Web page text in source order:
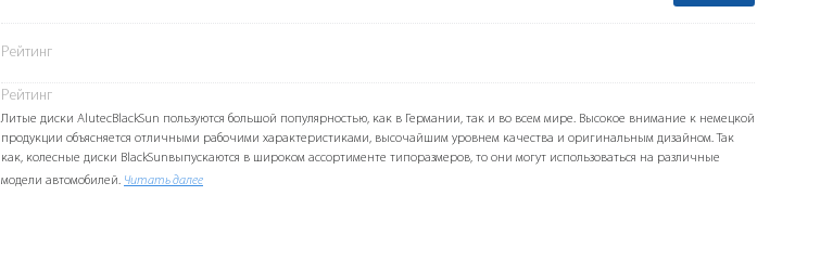
Рейтинг
Рейтинг
Литые диски AlutecBlackSun пользуются большой популярностью, как в Германии, так и во всем мире. Высокое внимание к немецкой
продукции объясняется отличными рабочими характеристиками, высочайшим уровнем качества и оригинальным дизайном. Так
как, колесные диски BlackSunвыпускаются в широком ассортименте типоразмеров, то они могут использоваться на различные
модели автомобилей. Читать далее